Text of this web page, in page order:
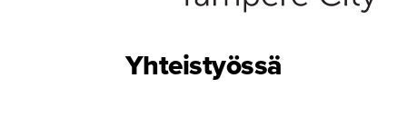
Yhteistyössä